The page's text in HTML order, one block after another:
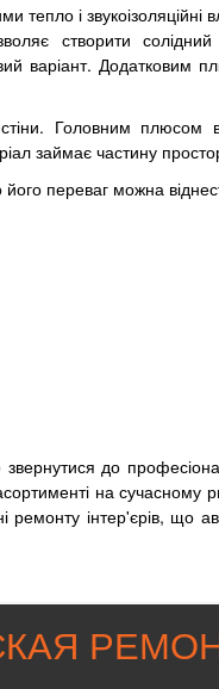
і звукоізоляційні
створити солідний
варіант. Додатковим
Головним плюсом
займає частину
переваг можна
до
на сучасному
ремонту інтер'єрів, що